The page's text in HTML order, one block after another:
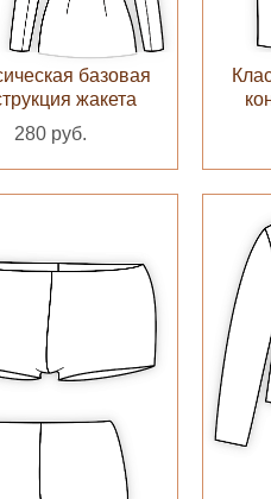
базовая
жакета
280 руб.